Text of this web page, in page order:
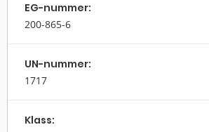
EG-nummer:
200-865-6
UN-nummer:
1717
Klass: